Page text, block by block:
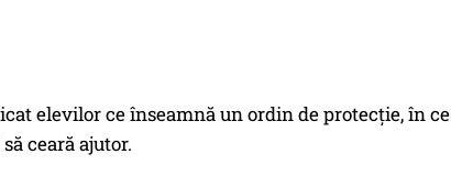
elevilor ce înseamnă un ordin de protecție, în
ceară ajutor.